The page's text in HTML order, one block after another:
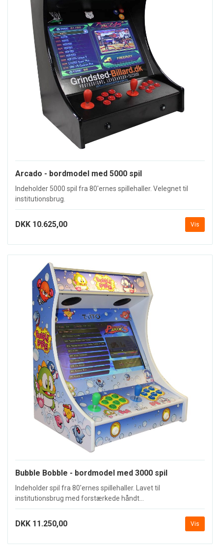
Arcado - bordmodel med 5000 spil
Indeholder 5000 spil fra 80'ernes spillehaller. Velegnet til
institutionsbrug.
DKK 10.625,00 Vis
Bubble Bobble - bordmodel med 3000 spil
Indeholder spil fra 80'ernes spillehaller. Lavet til
institutionsbrug med forstærkede håndt...
DKK 11.250,00 Vis